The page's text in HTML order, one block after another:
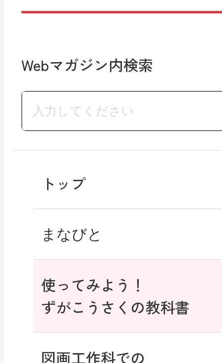
Webマガジン内検索
トップ
まなびと
図画工作・美術
使ってみよう！
ずがこうさくの教科書
図画工作科での